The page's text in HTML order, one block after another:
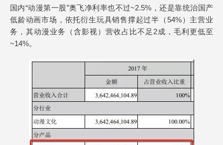
国内“动漫第一股”奥飞净利率也不过~2.5%，还是靠统治国产
低龄动画市场，依托衍生玩具销售撑起过半（54%）主营业
务，其动漫业务（含影视）营收占比不足2成，毛利更低至
~14%。